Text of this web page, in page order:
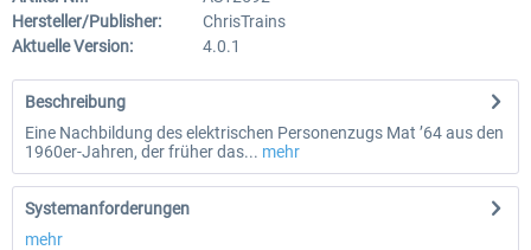
Hersteller/Publisher:
ChrisTrains
Aktuelle Version:
4.0.1
Beschreibung
Eine Nachbildung des elektrischen Personenzugs Mat ’64 aus den
1960er-Jahren, der früher das... mehr
Systemanforderungen
mehr